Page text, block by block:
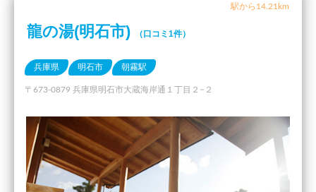
駅から14.21km
龍の湯(明石市) （口コミ1件）
兵庫県 明石市 朝霧駅
〒673-0879 兵庫県明石市大蔵海岸通１丁目２−２